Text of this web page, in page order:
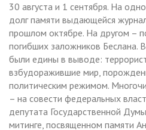
30 августа и 1 сентября. На
долг памяти выдающейся
прошлом октябре. На другом –
погибших заложников Беслана.
были едины в выводе:
взбудоражившие мир,
политическим режимом.
– на совести федеральных
депутата Государственной
митинге, посвященном памяти